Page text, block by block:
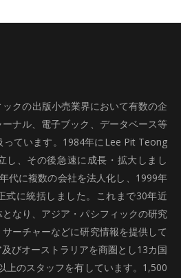
クの出版小売業界において有数の企
ナル、電子ブック、データベース等
ています。1984年にLee Pit Teong
し、その後急速に成長・拡大しまし
代に複数の会社を法人化し、1999年
式に統括しました。これまで30年近
なり、アジア・パシフィックの研究
ーチャーなどに研究情報を提供して
びオーストラリアを商圏とし13カ国
上のスタッフを有しています。1,500